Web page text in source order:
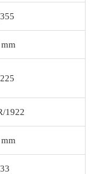
1922